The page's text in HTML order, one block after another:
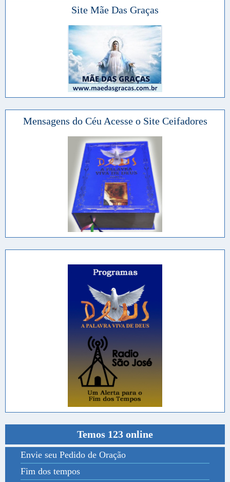
Site Mãe Das Graças
Mensagens do Céu Acesse o Site Ceifadores
Temos 123 online
Envie seu Pedido de Oração
Fim dos tempos